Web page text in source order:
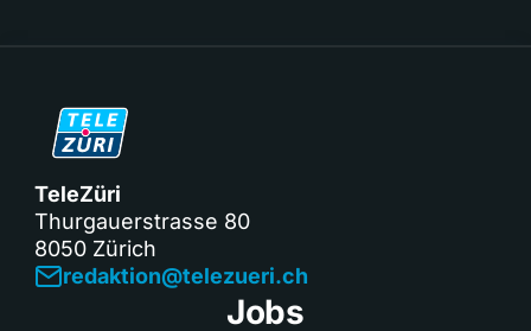
TeleZüri
Thurgauerstrasse 80
8050 Zürich
redaktion@telezueri.ch
Jobs